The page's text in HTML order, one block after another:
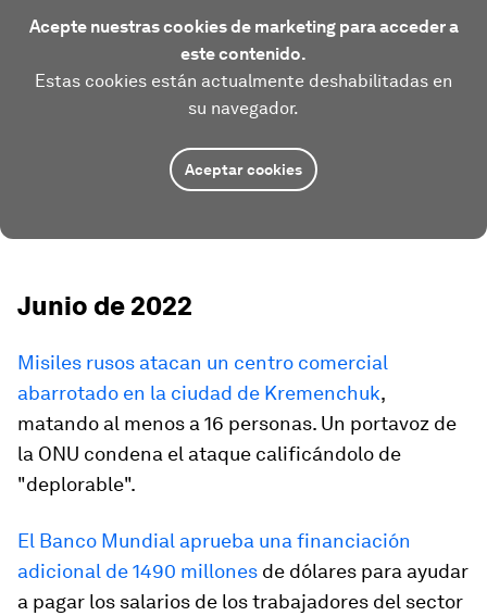
Acepte nuestras cookies de marketing para acceder a
este contenido.
Estas cookies están actualmente deshabilitadas en
su navegador.
Aceptar cookies
Junio de 2022
Misiles rusos atacan un centro comercial
abarrotado en la ciudad de Kremenchuk,
matando al menos a 16 personas. Un portavoz de
la ONU condena el ataque calificándolo de
"deplorable".
El Banco Mundial aprueba una financiación
adicional de 1490 millones de dólares para ayudar
a pagar los salarios de los trabajadores del sector